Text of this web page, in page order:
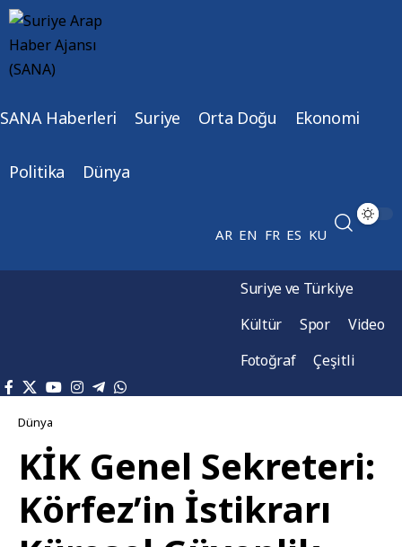
SANA Haberleri Suriye Orta Doğu Ekonomi
Politika Dünya
AR EN FR ES KU
Suriye ve Türkiye
Kültür
Spor
Video
Fotoğraf
Çeşitli
Dünya
KİK Genel Sekreteri:
Körfez’in İstikrarı